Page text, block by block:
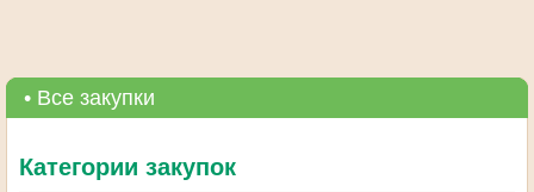
• Все закупки
Категории закупок